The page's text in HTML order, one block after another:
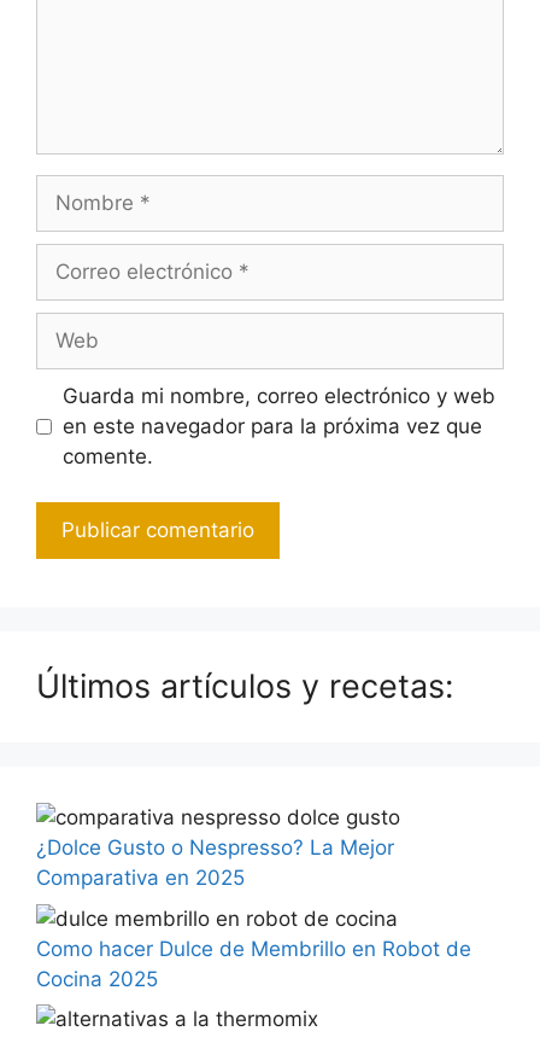
electrónico
Guarda mi nombre, correo electrónico y web
en este navegador para la próxima vez que
comente.
Últimos artículos y recetas:
¿Dolce Gusto o Nespresso? La Mejor
Comparativa en 2025
Como hacer Dulce de Membrillo en Robot de
Cocina 2025